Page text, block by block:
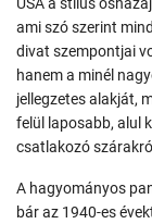
ami szó szerint
divat szempontjai
hanem a minél
jellegzetes alakját,
felül laposabb, alul
csatlakozó
A hagyományos
bár az 1940-es